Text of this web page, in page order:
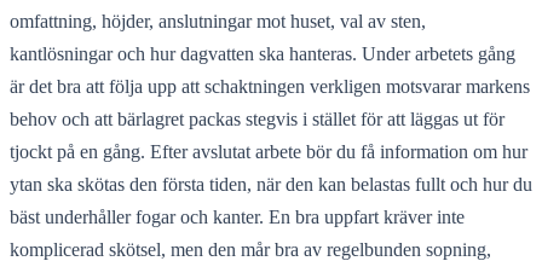
omfattning, höjder, anslutningar mot huset, val av sten,
kantlösningar och hur dagvatten ska hanteras. Under arbetets gång
är det bra att följa upp att schaktningen verkligen motsvarar markens
behov och att bärlagret packas stegvis i stället för att läggas ut för
tjockt på en gång. Efter avslutat arbete bör du få information om hur
ytan ska skötas den första tiden, när den kan belastas fullt och hur du
bäst underhåller fogar och kanter. En bra uppfart kräver inte
komplicerad skötsel, men den mår bra av regelbunden sopning,